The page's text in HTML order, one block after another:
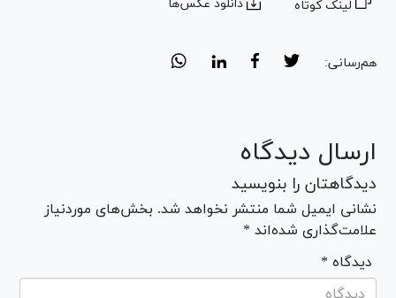
لینک کوتاه دانلود عکس‌ها
هم‌رسانی:
ارسال دیدگاه
دیدگاهتان را بنویسید
نشانی ایمیل شما منتشر نخواهد شد. بخش‌های موردنیاز
علامت‌گذاری شده‌اند *
* دیدگاه